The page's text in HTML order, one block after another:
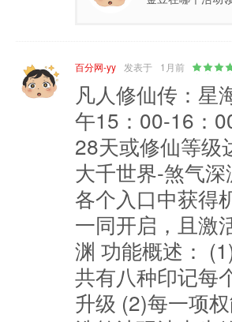
百分网-yy 发表于 1月前
凡人修仙传：星
午15：00-16：
28天或修仙等级
大千世界-煞气
各个入口中获得
一同开启，且激
渊 功能概述：
共有八种印记每
升级 (2)每一项